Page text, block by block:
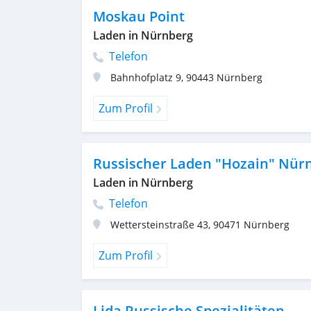
Moskau Point
Laden in Nürnberg
Telefon
Bahnhofplatz 9, 90443 Nürnberg
Zum Profil
Russischer Laden "Hozain"
Laden in Nürnberg
Telefon
Wettersteinstraße 43, 90471 Nürnberg
Zum Profil